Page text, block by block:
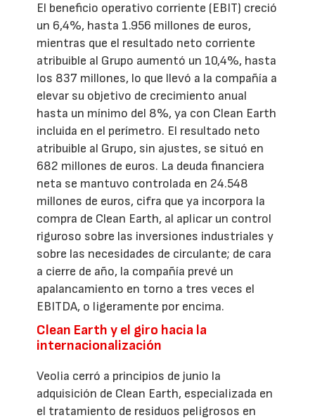
El beneficio operativo corriente (EBIT) creció
un 6,4%, hasta 1.956 millones de euros,
mientras que el resultado neto corriente
atribuible al Grupo aumentó un 10,4%, hasta
los 837 millones, lo que llevó a la compañía a
elevar su objetivo de crecimiento anual
hasta un mínimo del 8%, ya con Clean Earth
incluida en el perímetro. El resultado neto
atribuible al Grupo, sin ajustes, se situó en
682 millones de euros. La deuda financiera
neta se mantuvo controlada en 24.548
millones de euros, cifra que ya incorpora la
compra de Clean Earth, al aplicar un control
riguroso sobre las inversiones industriales y
sobre las necesidades de circulante; de cara
a cierre de año, la compañía prevé un
apalancamiento en torno a tres veces el
EBITDA, o ligeramente por encima.
Clean Earth y el giro hacia la
internacionalización
Veolia cerró a principios de junio la
adquisición de Clean Earth, especializada en
el tratamiento de residuos peligrosos en